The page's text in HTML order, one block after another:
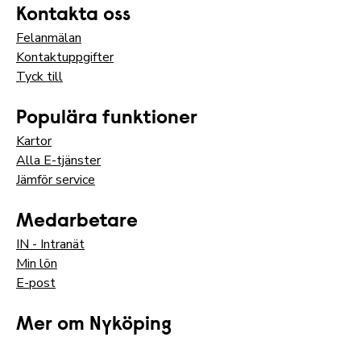
Kontakta oss
Felanmälan
Kontaktuppgifter
Tyck till
Populära funktioner
Kartor
Alla E-tjänster
Jämför service
Medarbetare
IN - Intranät
Min lön
E-post
Mer om Nyköping